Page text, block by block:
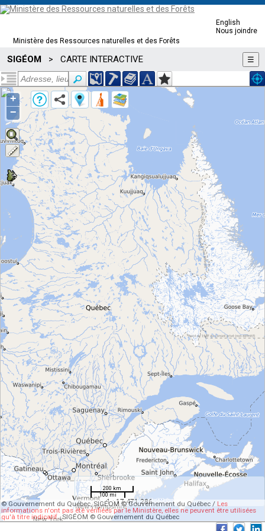
Ministère des Ressources naturelles et des Forêts
English
Nous joindre
SIGÉOM > CARTE INTERACTIVE ☰
200 km
100 mi
1 : 17 471 286
© Gouvernement du Québec, SIGÉOM © Gouvernement du Québec / Les
informations n'ont pas été vérifiées par le Ministère, elles ne peuvent être utilisées
qu'à titre indicatif., SIGÉOM © Gouvernement du Québec
+
−